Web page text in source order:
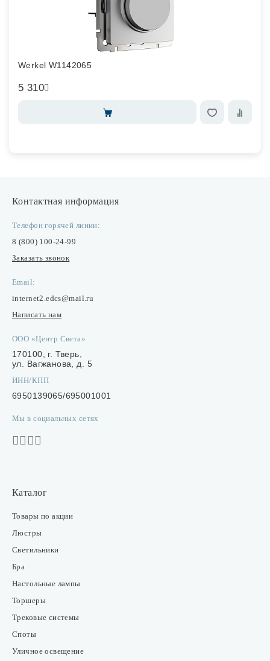
Werkel W1142065
5 310
Контактная информация
Телефон горячей линии:
8 (800) 100-24-99
Заказать звонок
Email:
internet2.edcs@mail.ru
Написать нам
ООО «Центр Света»
170100, г. Тверь,
ул. Вагжанова, д. 5
ИНН/КПП
6950139065/695001001
Мы в социальных сетях
Каталог
Товары по акции
Люстры
Светильники
Бра
Настольные лампы
Торшеры
Трековые системы
Споты
Уличное освещение